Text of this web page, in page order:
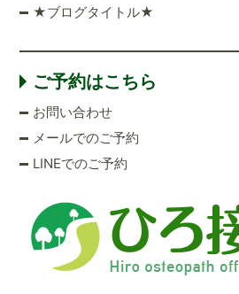
★ブログタイトル★
ご予約はこちら
お問い合わせ
メールでのご予約
LINEでのご予約